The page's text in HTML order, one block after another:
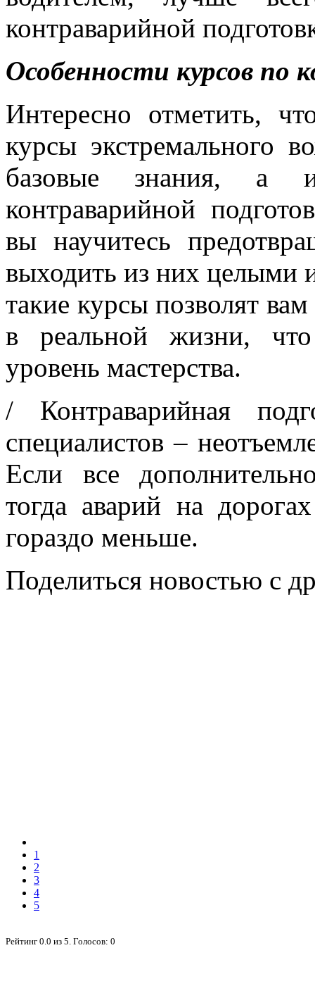
контраварийной
Особенности курсов по
Интересно отметить,
курсы экстремального
базовые знания, а
контраварийной
вы научитесь
выходить из них целыми
такие курсы позволят
в реальной жизни,
уровень мастерства.
/ Контраварийная
специалистов –
Если все
тогда аварий на
гораздо меньше.
Поделиться новостью с
1
2
3
4
5
Рейтинг 0.0 из 5 . Голосов: 0